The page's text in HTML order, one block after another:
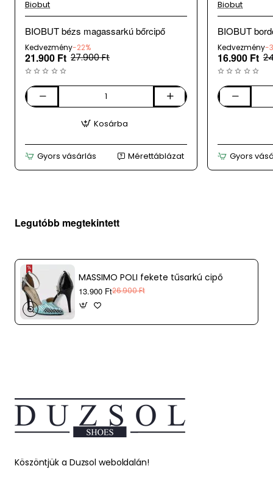
Biobut
BIOBUT bézs magassarkú bőrcipő
Kedvezmény-22%
21.900 Ft 27.900 Ft
BIOBUT
Kosárba
Gyors vásárlás Mérettáblázat
Biobut
BIOBUT
Kedvezmény-
16.900 Ft
BIOBUT
rszandál
Gyors
Legutóbb megtekintett
MASSIMO POLI fekete tűsarkú cipő
13.900 Ft26.900 Ft
Köszöntjük a Duzsol weboldalán!